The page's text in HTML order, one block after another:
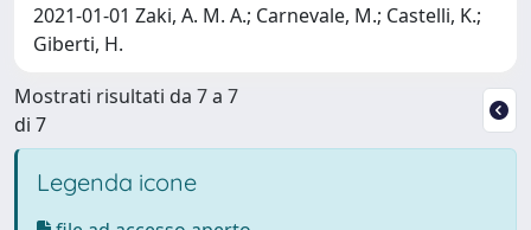
2021-01-01 Zaki, A. M. A.; Carnevale, M.; Castelli, K.;
Giberti, H.
Mostrati risultati da 7 a 7
di 7
Legenda icone